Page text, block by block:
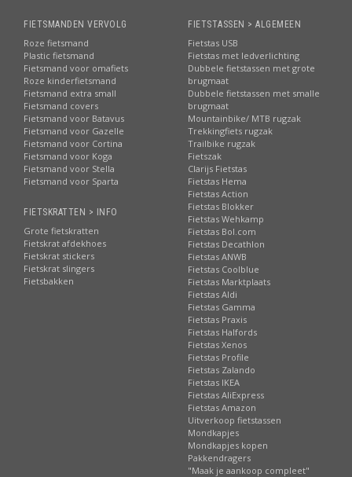
FIETSMANDEN VERVOLG
Roze fietsmand
Plastic fietsmand
Fietsmand voor omafiets
Roze kinderfietsmand
Fietsmand extra small
Fietsmand covers
Fietsmand voor Batavus
Fietsmand voor Gazelle
Fietsmand voor Cortina
Fietsmand voor Koga
Fietsmand voor Stella
Fietsmand voor Sparta
FIETSKRATTEN > INFO
Grote fietskratten
Fietskrat afdekhoes
Fietskrat stickers
Fietskrat slingers
Fietsbakken
FIETSTASSEN > ALGEMEEN
Fietstas USB
Fietstas met ledverlichting
Dubbele fietstassen met grote
brugmaat
Dubbele fietstassen met smalle
brugmaat
Mountainbike/ MTB rugzak
Trekkingfiets rugzak
Trailbike rugzak
Fietszak
Clarijs Fietstas
Fietstas Hema
Fietstas Action
Fietstas Blokker
Fietstas Wehkamp
Fietstas Bol.com
Fietstas Decathlon
Fietstas ANWB
Fietstas Coolblue
Fietstas Marktplaats
Fietstas Aldi
Fietstas Gamma
Fietstas Praxis
Fietstas Halfords
Fietstas Xenos
Fietstas Profile
Fietstas Zalando
Fietstas IKEA
Fietstas AliExpress
Fietstas Amazon
Uitverkoop fietstassen
Mondkapjes
Mondkapjes kopen
Pakkendragers
"Maak je aankoop compleet"